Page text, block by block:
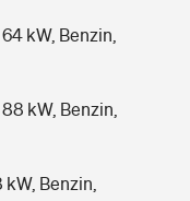
kW, Benzin,
kW, Benzin,
kW, Benzin,